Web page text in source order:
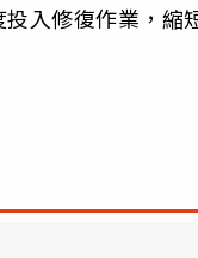
入修復作業，縮